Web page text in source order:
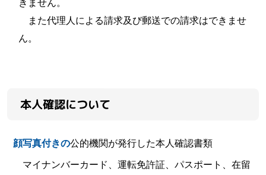
きません。
また代理人による請求及び郵送での請求はできませ
ん。
本人確認について
顔写真付きの公的機関が発行した本人確認書類
マイナンバーカード、運転免許証、パスポート、在留